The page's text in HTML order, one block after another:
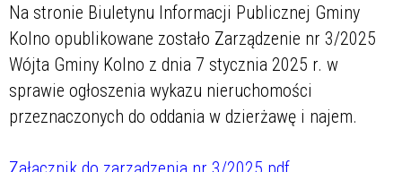
Na stronie Biuletynu Informacji Publicznej Gminy
Kolno opublikowane zostało Zarządzenie nr 3/2025
Wójta Gminy Kolno z dnia 7 stycznia 2025 r. w
sprawie ogłoszenia wykazu nieruchomości
przeznaczonych do oddania w dzierżawę i najem.